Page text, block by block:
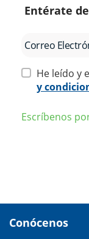
Entérate
He leído y
y
Escríbenos
Conócenos